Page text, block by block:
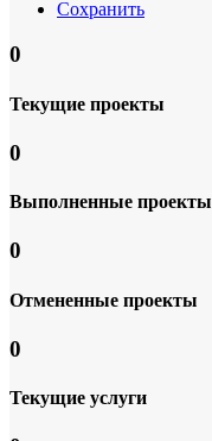
Сохранить
0
Текущие проекты
0
Выполненные проекты
0
Отмененные проекты
0
Текущие услуги